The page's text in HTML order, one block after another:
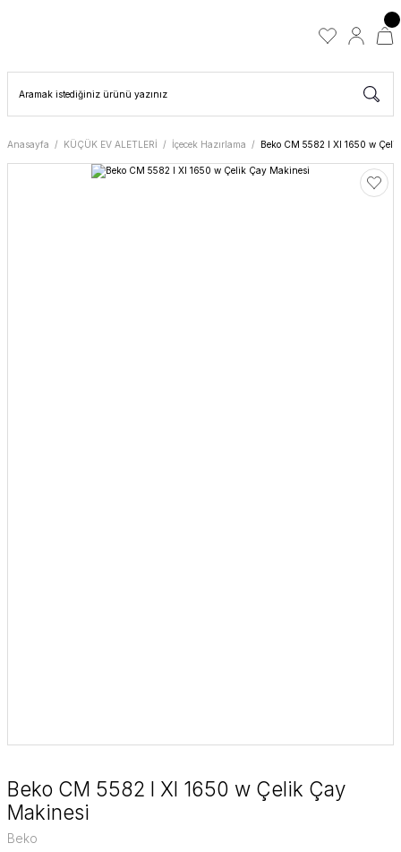
Anasayfa KÜÇÜK EV ALETLERİ İçecek Hazırlama Beko CM 5582 I Xl 1650 w
Beko CM 5582 I Xl 1650 w Çelik Çay
Makinesi
Beko